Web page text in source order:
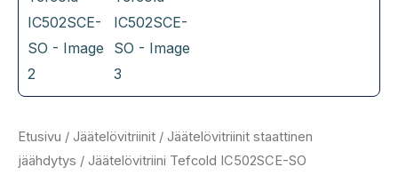
Etusivu / Jäätelövitriinit / Jäätelövitriinit staattinen
jäähdytys / Jäätelövitriini Tefcold IC502SCE-SO